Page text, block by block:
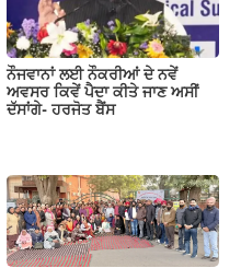
ਨੌਜਵਾਨਾਂ ਲਈ ਨੌਕਰੀਆਂ ਦੇ ਨਵੇਂ
ਅਵਸਰ ਕਿਵੇਂ ਪੈਦਾ ਕੀਤੇ ਜਾਣ ਅਸੀਂ
ਦੱਸਾਂਗੇ- ਹਰਜੋਤ ਬੈਂਸ